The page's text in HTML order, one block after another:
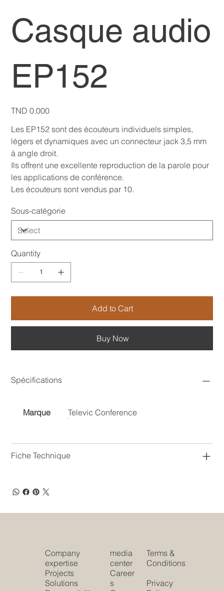
Casque audio
EP152
Price
TND 0.000
Les EP152 sont des écouteurs individuels simples,
légers et dynamiques avec un connecteur jack 3,5 mm
à angle droit.
Ils offrent une excellente reproduction de la parole pour
les applications de conférence.
Les écouteurs sont vendus par 10.
Sous-catégorie
Quantity
Add to Cart
Buy Now
Spécifications
Marque Televic Conference
Fiche Technique
Company
expertise
Projects
Solutions
media
center
Career
s
Terms &
Conditions
Privacy